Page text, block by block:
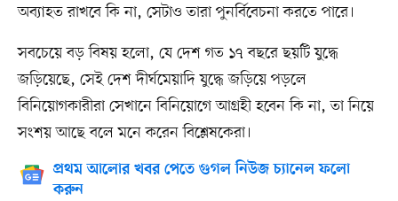
অব্যাহত রাখবে কি না, সেটাও তারা পুনর্বিবেচনা করতে পারে।
সবচেয়ে বড় বিষয় হলো, যে দেশ গত ১৭ বছরে ছয়টি যুদ্ধে
জড়িয়েছে, সেই দেশ দীর্ঘমেয়াদি যুদ্ধে জড়িয়ে পড়লে
বিনিয়োগকারীরা সেখানে বিনিয়োগে আগ্রহী হবেন কি না, তা নিয়ে
সংশয় আছে বলে মনে করেন বিশ্লেষকেরা।
প্রথম আলোর খবর পেতে গুগল নিউজ চ্যানেল ফলো
করুন